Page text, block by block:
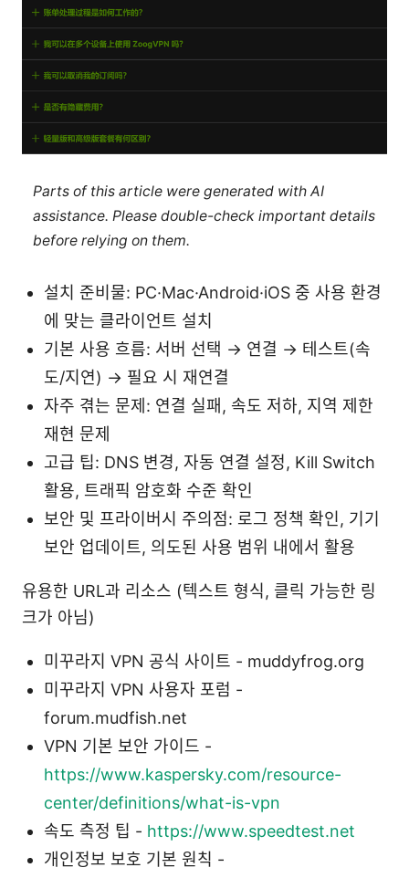
Parts of this article were generated with AI
assistance. Please double-check important details
before relying on them.
설치 준비물: PC·Mac·Android·iOS 중 사용 환경
에 맞는 클라이언트 설치
기본 사용 흐름: 서버 선택 → 연결 → 테스트(속
도/지연) → 필요 시 재연결
자주 겪는 문제: 연결 실패, 속도 저하, 지역 제한
재현 문제
고급 팁: DNS 변경, 자동 연결 설정, Kill Switch
활용, 트래픽 암호화 수준 확인
보안 및 프라이버시 주의점: 로그 정책 확인, 기기
보안 업데이트, 의도된 사용 범위 내에서 활용
유용한 URL과 리소스 (텍스트 형식, 클릭 가능한 링
크가 아님)
미꾸라지 VPN 공식 사이트 - muddyfrog.org
미꾸라지 VPN 사용자 포럼 -
forum.mudfish.net
VPN 기본 보안 가이드 -
https://www.kaspersky.com/resource-
center/definitions/what-is-vpn
속도 측정 팁 - https://www.speedtest.net
개인정보 보호 기본 원칙 -